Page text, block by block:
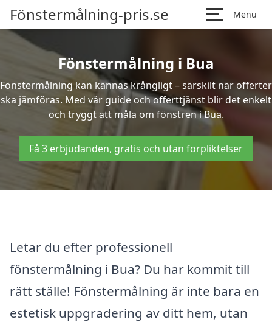
Fönstermålning-pris.se Menu
Fönstermålning i Bua
Fönstermålning kan kännas krångligt – särskilt när offerter
ska jämföras. Med vår guide och offerttjänst blir det enkelt
och tryggt att måla om fönstren i Bua.
Få 3 erbjudanden, gratis och utan förpliktelser
Letar du efter professionell
fönstermålning i Bua? Du har kommit till
rätt ställe! Fönstermålning är inte bara en
estetisk uppgradering av ditt hem, utan